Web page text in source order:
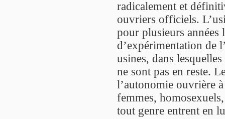
radicalement et
ouvriers officiels.
pour plusieurs
d’expérimentation de
usines, dans
ne sont pas en reste.
l’autonomie ouvrière
femmes,
tout genre entrent en